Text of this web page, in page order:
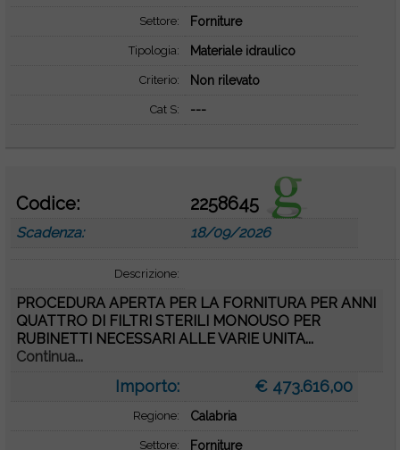
Settore: Forniture
Tipologia: Materiale idraulico
Criterio: Non rilevato
Cat S: ---
Codice: 2258645
Scadenza: 18/09/2026
Descrizione:
PROCEDURA APERTA PER LA FORNITURA PER ANNI
QUATTRO DI FILTRI STERILI MONOUSO PER
RUBINETTI NECESSARI ALLE VARIE UNITA...
Continua...
Importo: € 473.616,00
Regione: Calabria
Settore: Forniture